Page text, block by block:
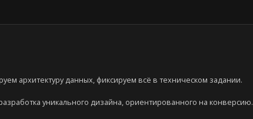
архитектуру данных, фиксируем всё в техническом задании.
уникального дизайна, ориентированного на конверсию.